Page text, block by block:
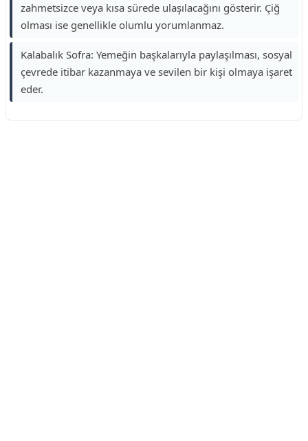
zahmetsizce veya kısa sürede ulaşılacağını gösterir. Çiğ
olması ise genellikle olumlu yorumlanmaz.
Kalabalık Sofra: Yemeğin başkalarıyla paylaşılması, sosyal
çevrede itibar kazanmaya ve sevilen bir kişi olmaya işaret
eder.